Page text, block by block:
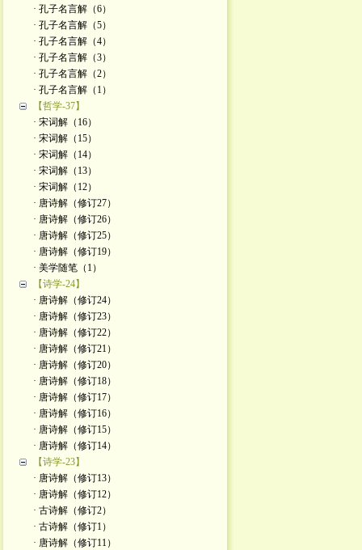
· 孔子名言解（6）
· 孔子名言解（5）
· 孔子名言解（4）
· 孔子名言解（3）
· 孔子名言解（2）
· 孔子名言解（1）
【哲学-37】
· 宋词解（16）
· 宋词解（15）
· 宋词解（14）
· 宋词解（13）
· 宋词解（12）
· 唐诗解（修订27）
· 唐诗解（修订26）
· 唐诗解（修订25）
· 唐诗解（修订19）
· 美学随笔（1）
【诗学-24】
· 唐诗解（修订24）
· 唐诗解（修订23）
· 唐诗解（修订22）
· 唐诗解（修订21）
· 唐诗解（修订20）
· 唐诗解（修订18）
· 唐诗解（修订17）
· 唐诗解（修订16）
· 唐诗解（修订15）
· 唐诗解（修订14）
【诗学-23】
· 唐诗解（修订13）
· 唐诗解（修订12）
· 古诗解（修订2）
· 古诗解（修订1）
· 唐诗解（修订11）